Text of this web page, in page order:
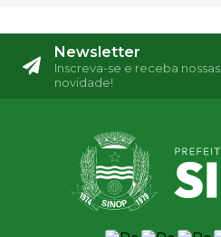
Newsletter
Inscreva-se e receba nossas
novidade!